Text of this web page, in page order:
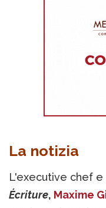
La notizia
L'executive chef
Écriture, Maxime